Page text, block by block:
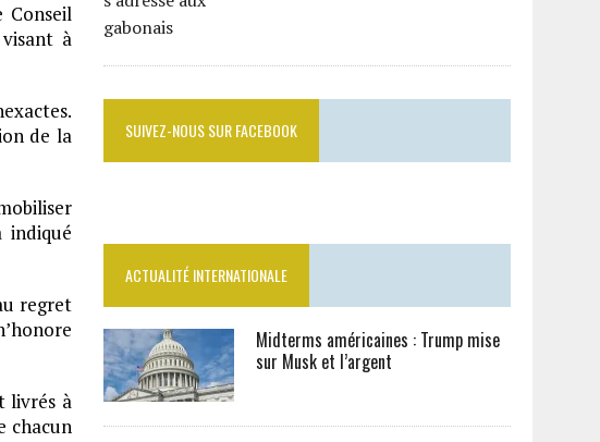
Conseil
à
de la
indiqué
regret
livrés à
chacun
SUIVEZ-NOUS SUR FACEBOOK
ACTUALITÉ INTERNATIONALE
Midterms américaines : Trump mise
sur Musk et l’argent